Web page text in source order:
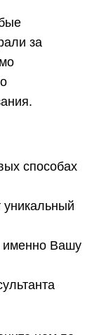
за
способах
уникальный
именно Вашу